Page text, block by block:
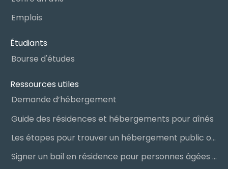
Emplois
Étudiants
Bourse d'études
Ressources utiles
Demande d’hébergement
Guide des résidences et hébergements pour aînés
Les étapes pour trouver un hébergement public ou privé
Signer un bail en résidence pour personnes âgées (RPA) : ce qu’il faut savoir